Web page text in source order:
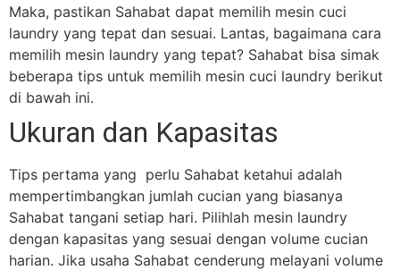
Maka, pastikan Sahabat dapat memilih mesin cuci
laundry yang tepat dan sesuai. Lantas, bagaimana cara
memilih mesin laundry yang tepat? Sahabat bisa simak
beberapa tips untuk memilih mesin cuci laundry berikut
di bawah ini.
Ukuran dan Kapasitas
Tips pertama yang perlu Sahabat ketahui adalah
mempertimbangkan jumlah cucian yang biasanya
Sahabat tangani setiap hari. Pilihlah mesin laundry
dengan kapasitas yang sesuai dengan volume cucian
harian. Jika usaha Sahabat cenderung melayani volume